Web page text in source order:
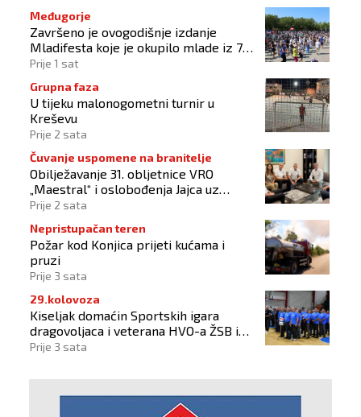
Međugorje
Završeno je ovogodišnje izdanje
Mladifesta koje je okupilo mlade iz 73
zemlje svijeta
Prije 1 sat
Grupna faza
U tijeku malonogometni turnir u
Kreševu
Prije 2 sata
Čuvanje uspomene na branitelje
Obilježavanje 31. obljetnice VRO
„Maestral“ i oslobođenja Jajca uz
pokroviteljstvo HNS-a BiH
Prije 2 sata
Nepristupačan teren
Požar kod Konjica prijeti kućama i
pruzi
Prije 3 sata
29.kolovoza
Kiseljak domaćin Sportskih igara
dragovoljaca i veterana HVO-a ŽSB i
Dana branitelja
Prije 3 sata